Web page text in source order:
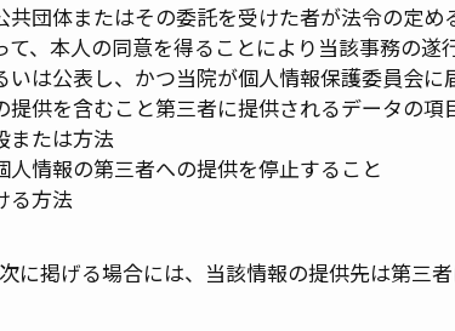
共団体またはその委託を受けた者が法令の定
て、本人の同意を得ることにより当該事務の遂
いは公表し、かつ当院が個人情報保護委員会に
提供を含むこと第三者に提供されるデータの項
または方法
人情報の第三者への提供を停止すること
る方法
に掲げる場合には、当該情報の提供先は第三者